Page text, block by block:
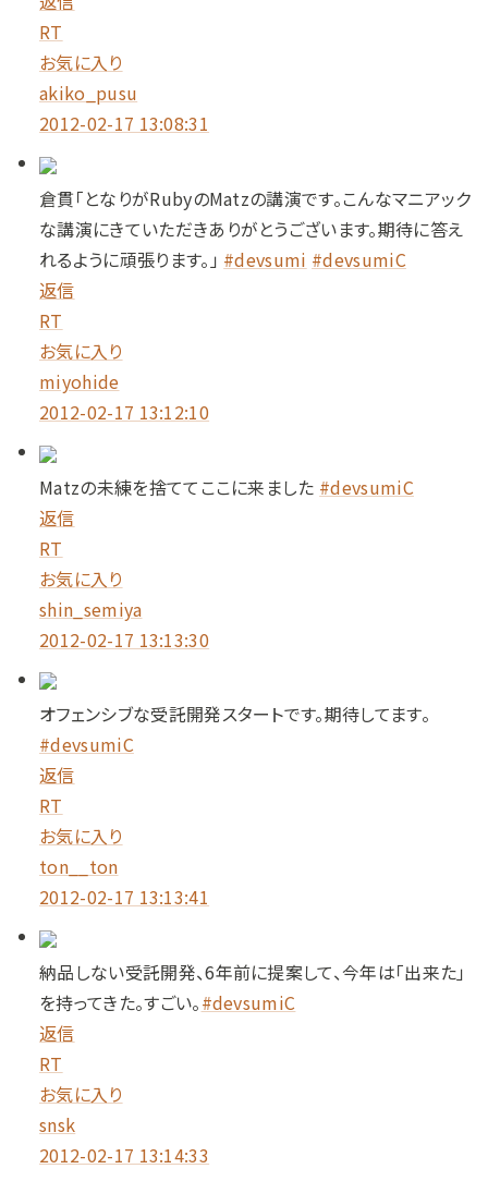
RT
お気に入り
akiko_pusu
2012-02-17 13:08:31
倉貫「となりがRubyのMatzの講演です。こんなマニアック
な講演にきていただきありがとうございます。期待に答え
れるように頑張ります。」 #devsumi #devsumiC
返信
RT
お気に入り
miyohide
2012-02-17 13:12:10
Matzの未練を捨ててここに来ました #devsumiC
返信
RT
お気に入り
shin_semiya
2012-02-17 13:13:30
オフェンシブな受託開発スタートです。期待してます。
#devsumiC
返信
RT
お気に入り
ton__ton
2012-02-17 13:13:41
納品しない受託開発、6年前に提案して、今年は「出来た」
を持ってきた。すごい。#devsumiC
返信
RT
お気に入り
snsk
2012-02-17 13:14:33